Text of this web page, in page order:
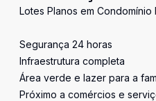
Lotes Planos em Condomínio
Segurança 24 horas
Infraestrutura completa
Área verde e lazer para a
Próximo a comércios e